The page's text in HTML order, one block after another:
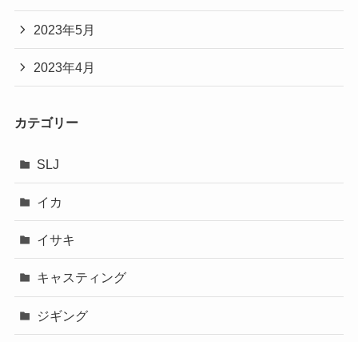
2023年5月
2023年4月
カテゴリー
SLJ
イカ
イサキ
キャスティング
ジギング